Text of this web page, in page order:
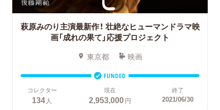
萩原みのり主演最新作！ 壮絶なヒューマンドラマ映
画「成れの果て」応援プロジェクト
東京都 映画
FUNDED
コレクター
134人
現在
2,953,000円
終了
2021/06/30